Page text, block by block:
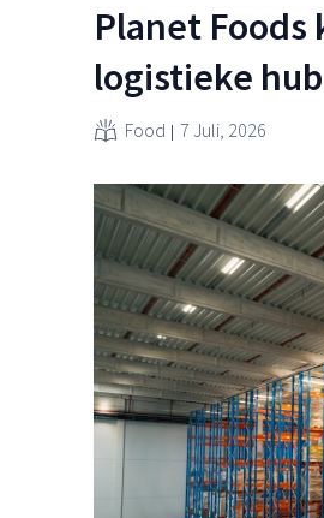
Planet
logistieke hub
Food 7 Juli, 2026